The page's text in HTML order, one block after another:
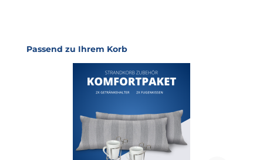
Produktgalerie überspringen
Passend zu Ihrem Korb